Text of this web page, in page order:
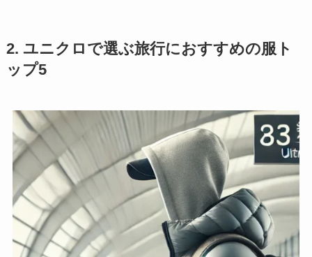
2. ユニクロで選ぶ旅行におすすめの服ト
ップ5